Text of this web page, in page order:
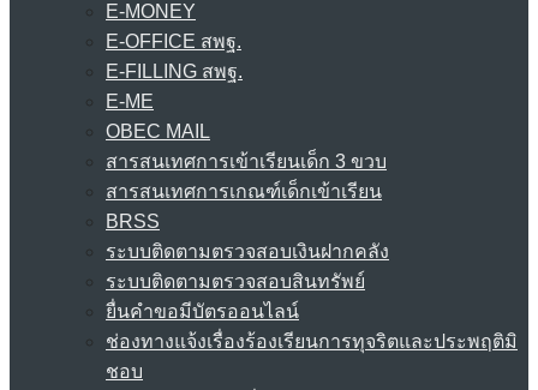
E-MONEY
E-OFFICE สพฐ.
E-FILLING สพฐ.
E-ME
OBEC MAIL
สารสนเทศการเข้าเรียนเด็ก 3 ขวบ
สารสนเทศการเกณฑ์เด็กเข้าเรียน
BRSS
ระบบติดตามตรวจสอบเงินฝากคลัง
ระบบติดตามตรวจสอบสินทรัพย์
ยื่นคำขอมีบัตรออนไลน์
ช่องทางแจ้งเรื่องร้องเรียนการทุจริตและประพฤติมิ
ชอบ